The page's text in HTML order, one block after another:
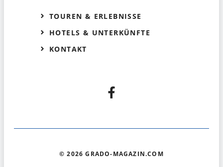
TOUREN & ERLEBNISSE
HOTELS & UNTERKÜNFTE
KONTAKT
© 2026 GRADO-MAGAZIN.COM